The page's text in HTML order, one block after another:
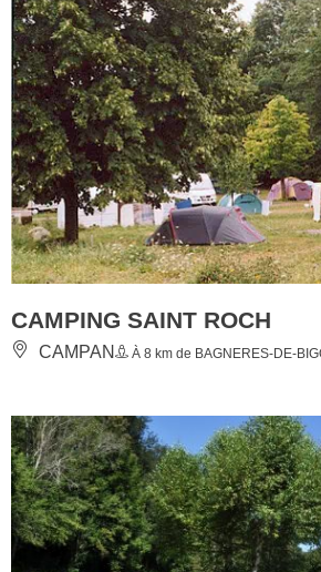
CAMPING SAINT ROCH
CAMPAN À 8 km de BAGNERES-DE-